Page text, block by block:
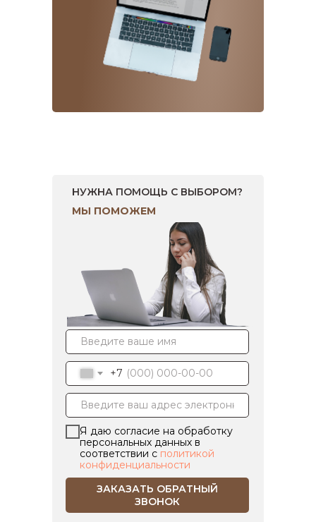
+7
Я даю согласие на обработку
персональных данных в
соответствии с политикой
конфиденциальности
ЗАКАЗАТЬ ОБРАТНЫЙ
ЗВОНОК
НУЖНА ПОМОЩЬ С ВЫБОРОМ?
МЫ ПОМОЖЕМ